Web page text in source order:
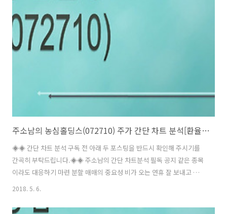
판매하는 기업으로 종자와 상토 사업을 주로 합니다. 국내 종자시장에는
총 50여개의 종자 기업이 있고, 농우바이오와 동부팜한농, 사카다, 신젠
타, 코레곤 5개사가 전체 종자시장의 80%를 점유하고 있는 상황이며,
농우바..
주소남의 농심홀딩스(072710) 주가 간단 차트 분석[환율하락 수혜주]
◈◈ 간단 차트 분석 구독 전 아래 두 포스팅을 반드시 확인해 주시기를
간곡히 부탁드립니다.◈◈ 주소남의 간단 차트분석 필독 공지 같은 종목
이라도 대응하기 마련 분할 매매의 중요성 비가 오는 연휴 잘 보내고 계
신지 모르겠습니다. 이번 시간에 소개해드릴 기업은 앞서 소개해드린 환
스는 지주회사로, 라면 제조 업체인 농심을 인적 분할하여 설립되었고 율
2018. 5. 6.